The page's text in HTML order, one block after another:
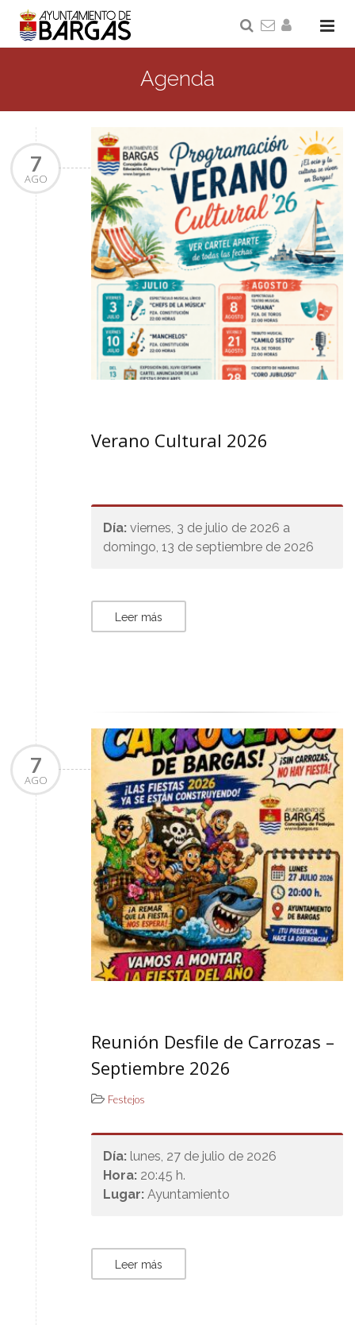
Agenda
7
AGO
Verano Cultural 2026
Día: viernes, 3 de julio de 2026 a
domingo, 13 de septiembre de 2026
Leer más
7
AGO
Reunión Desfile de Carrozas –
Septiembre 2026
Festejos
Día: lunes, 27 de julio de 2026
Hora: 20:45 h.
Lugar: Ayuntamiento
Leer más